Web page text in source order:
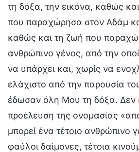
τη δόξα, την εικόνα, καθώς
που παραχώρησα στον Αδάμ
καθώς και τη ζωή που
ανθρώπινο γένος, από την
να υπάρχει και, χωρίς να
ελάχιστο από την παρουσία
έδωσαν όλη Μου τη δόξα. Δεν
προέλευση της ονομασίας
μπορεί ένα τέτοιο ανθρώπινο
φαύλοι δαίμονες, τέτοια